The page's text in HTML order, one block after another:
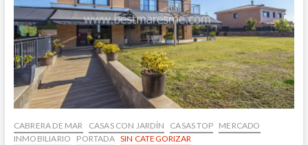
en
la
zona
Maresme
CABRERA DE MAR CASAS CON JARDÍN CASAS TOP
MERCADO
INMOBILIARIO
PORTADA SIN CATEGORIZAR